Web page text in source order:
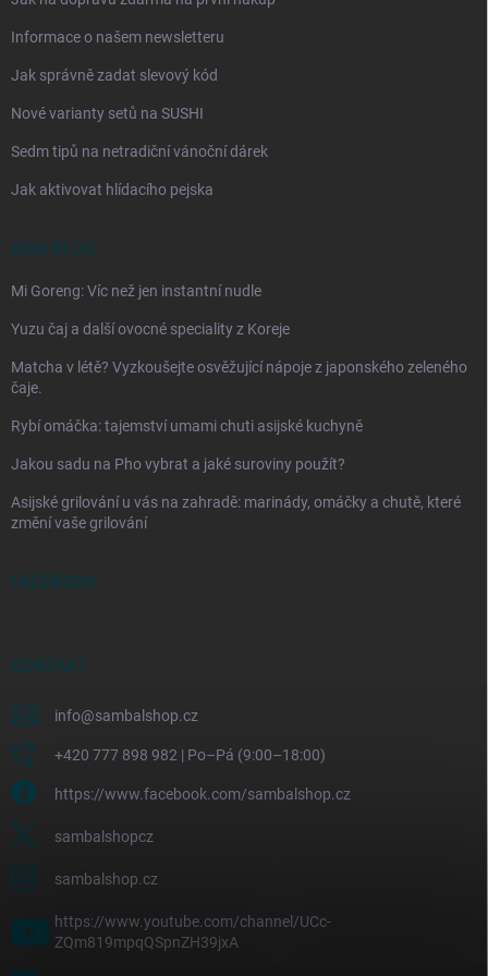
Informace o našem newsletteru
Jak správně zadat slevový kód
Nové varianty setů na SUSHI
Sedm tipů na netradiční vánoční dárek
Jak aktivovat hlídacího pejska
ASIA BLOG
Mi Goreng: Víc než jen instantní nudle
Yuzu čaj a další ovocné speciality z Koreje
Matcha v létě? Vyzkoušejte osvěžující nápoje z japonského zeleného
čaje.
Rybí omáčka: tajemství umami chuti asijské kuchyně
Jakou sadu na Pho vybrat a jaké suroviny použít?
Asijské grilování u vás na zahradě: marinády, omáčky a chutě, které
změní vaše grilování
FACEBOOK
KONTAKT
info@sambalshop.cz
+420 777 898 982 | Po–Pá (9:00–18:00)
https://www.facebook.com/sambalshop.cz
sambalshopcz
sambalshop.cz
https://www.youtube.com/channel/UCc-
ZQm819mpqQSpnZH39jxA